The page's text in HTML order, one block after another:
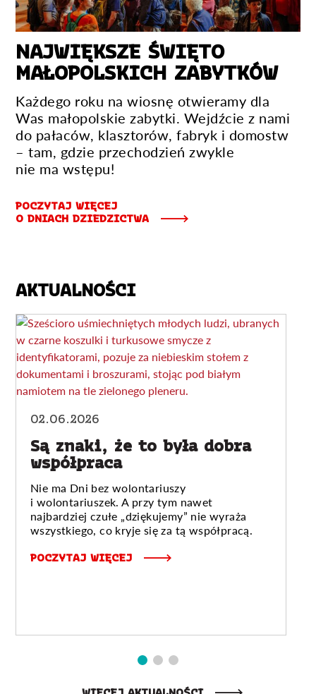
NAJWIĘKSZE ŚWIĘTO
MAŁOPOLSKICH ZABYTKÓW
Każdego roku na wiosnę otwieramy dla
Was małopolskie zabytki. Wejdźcie z nami
do pałaców, klasztorów, fabryk i domostw
– tam, gdzie przechodzień zwykle
nie ma wstępu!
POCZYTAJ WIĘCEJ
O DNIACH DZIEDZICTWA
AKTUALNOŚCI
02.06.2026
Są znaki, że to była dobra
współpraca
Nie ma Dni bez wolontariuszy
i wolontariuszek. A przy tym nawet
najbardziej czułe „dziękujemy” nie wyraża
wszystkiego, co kryje się za tą współpracą.
POCZYTAJ WIĘCEJ